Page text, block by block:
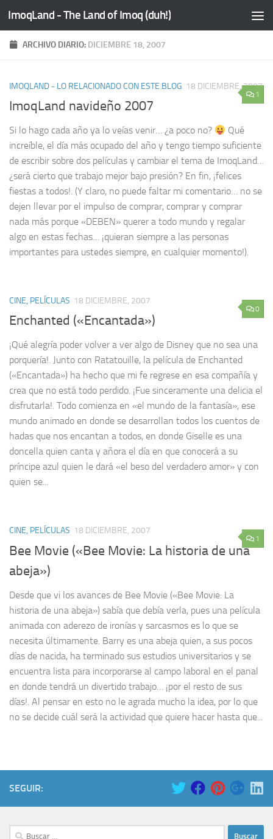
Saltar al contenido
ImoqLand - The Land of Imoq (duh!)
ARCHIVO DIARIO: DICIEMBRE 18, 2007
1
IMOQLAND - LO RELACIONADO CON ESTE BLOG 18 DICIEMBRE, 2007
ImoqLand navideño 2007
Si lo hago cada año ya lo veías venir… ¿a poco no?
Qué
increíble, el día más ocupado del año y tengo tiempo suficiente
de escribir sobre dos películas y cambiar el tema de ImoqLand…
¿será cierto que trabajo mejor bajo presión? En fin, ¡felices
fiestas a todos!. (Y claro, no puede faltar mi comentario… no se
dejen llevar por el impulso de comprar, comprar y comprar
nada más porque «DEBEN» querer a todo mundo y regalar
algo en estas fechas… ¡quieran siempre a las personas
importantes para ustedes siempre, en cualquier momento!).
0
CINE, PELÍCULAS 18 DICIEMBRE, 2007
Enchanted («Encantada»)
¡Qué alegría poder volver a ver algo de Disney que no sea una
porquería!. Junto con Ratatouille, la película de Enchanted
(«Encantada») ha hecho que mi fe regrese en esa compañía y
crea que no está todo perdido. ¡Fue sinceramente una delicia el
disfrutarla!. Todo comienza en «el mundo de la fantasía», ese
mundo animado en donde se desarrollan todos los cuentos de
hadas que nos encantan a todos, en donde Giselle es una
doncella quien canta y añora el día en que conocerá a su
príncipe azul quien le dará «el beso del verdadero amor» y con
quien se...
1
CINE, PELÍCULAS 18 DICIEMBRE, 2007
Bee Movie («Bee Movie: La historia de una
abeja»)
Desde que vi los avances de Bee Movie («Bee Movie: La
historia de una abeja») sabía que debía verla, pues una película
animada con aderezo de ironías y sarcasmos es lo que se
necesita últimamente. Barry es una abeja quien, a sus pocos
días de nacida, ha terminado sus estudios universitarios y se
encuentra lista para incorporarse al campo laboral en el panal
en donde tendrá un divertido trabajo… ¡por el resto de sus
días!. Al pensar en esto no le agrada mucho la idea, por lo que
no se decide cuál será la actividad que quiere hacer hasta que...
SEGUIR:
Buscar: